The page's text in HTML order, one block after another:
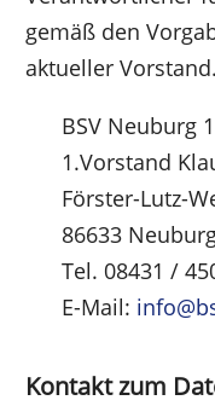
gemäß den
aktueller Vorstand.
BSV Neuburg
1.Vorstand
Förster-Lutz-
86633
Tel. 08431 /
E-Mail:
Kontakt zum